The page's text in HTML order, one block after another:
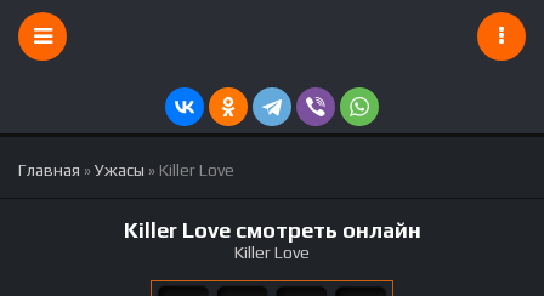
Главная »Ужасы » Killer Love
Killer Love смотреть онлайн
Killer Love